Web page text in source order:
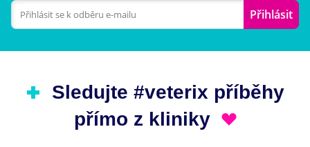
Přihlásit
Sledujte #veterix příběhy
přímo z kliniky